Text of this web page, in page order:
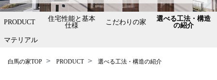
PRODUCT
住宅性能と基本
仕様
こだわりの家
選べる工法・構造
の紹介
マテリアル
白馬の家TOP PRODUCT 選べる工法・構造の紹介